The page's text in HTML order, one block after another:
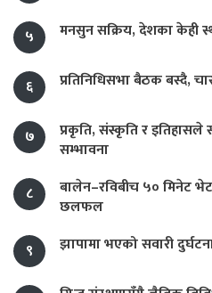
५ मनसुन सक्रिय, देशका केही
६ प्रतिनिधिसभा बैठक बस्दै,
७
प्रकृति, संस्कृति र इतिहासले
सम्भावना
८
बालेन–रविबीच ५० मिनेट
छलफल
९
झापामा भएको सवारी